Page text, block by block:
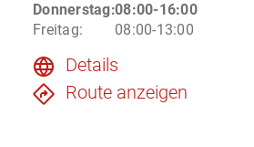
Donnerstag:08:00-16:00
Freitag: 08:00-13:00
Details
Route anzeigen